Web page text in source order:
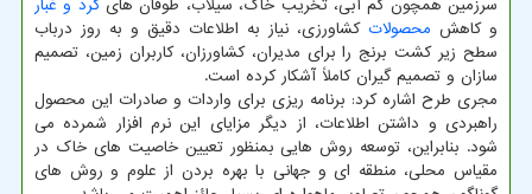
سرزمین همچون کم آبی، تخریب خاک، سیلاب، طوفان هایگرد و غبار
و کاهش محصولات کشاورزی، نیاز به اطلاعات دقیق و به روز درباب
سطح زیر کشت برنج را برای مدیران، کشاورزان، کاربران زمین، تصمیم
سازان و تصمیم گیران کاملاً آشکار کرده است.
مجری طرح اشاره کرد: برنامه ریزی برای واردات و صادرات این محصول
راهبردی و داشتن اطلاعات، از دیگر مزایای این نرم افزار شمرده می
شود. بنابراین، توسعه روش هایی بمنظور تعیین خاصیت های خاک در
مقیاس محلی، منطقه ای و جهانی با بهره بردن از علوم و روش های